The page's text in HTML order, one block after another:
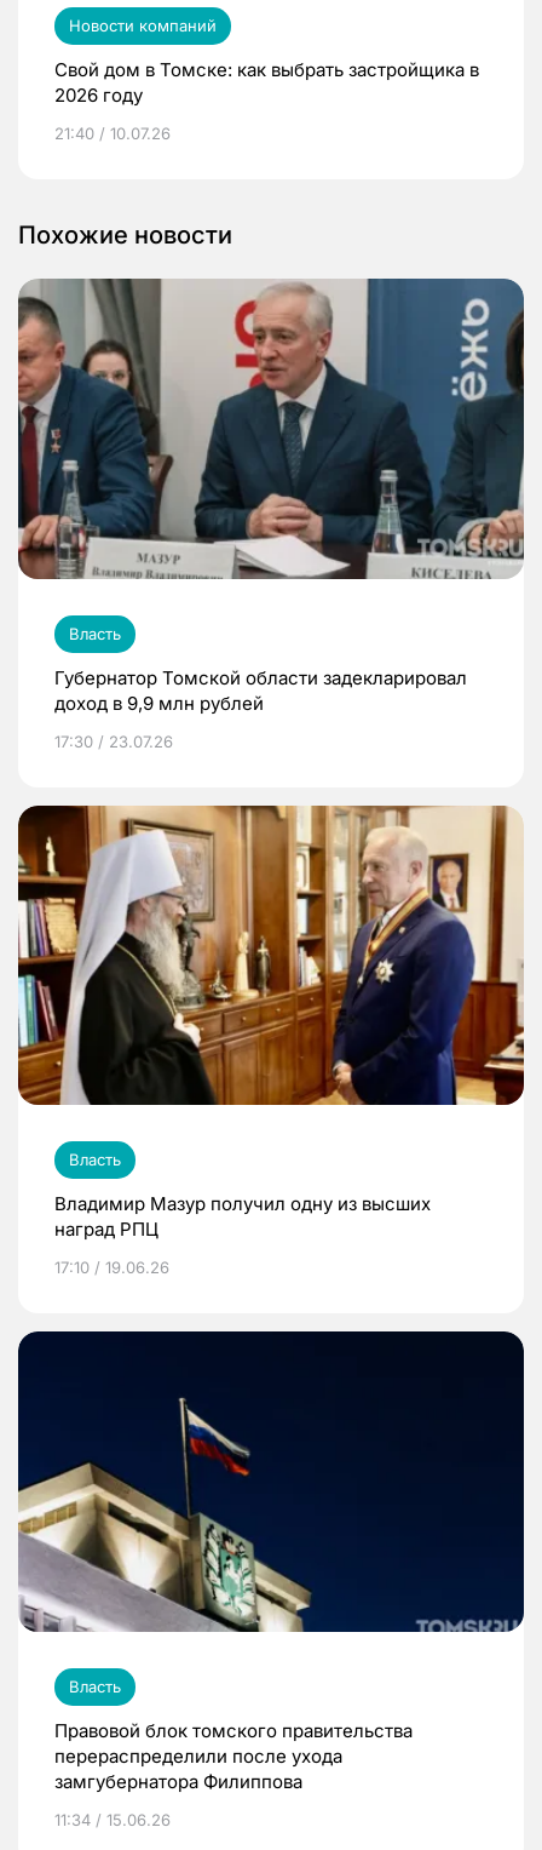
Новости компаний
Свой дом в Томске: как выбрать застройщика в
2026 году
21:40 / 10.07.26
Похожие новости
Власть
Губернатор Томской области задекларировал
доход в 9,9 млн рублей
17:30 / 23.07.26
Власть
Владимир Мазур получил одну из высших
наград РПЦ
17:10 / 19.06.26
Власть
Правовой блок томского правительства
перераспределили после ухода
замгубернатора Филиппова
11:34 / 15.06.26